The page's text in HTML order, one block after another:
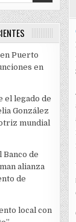
Puerto
en
el legado de
González
mundial
Banco de
alianza
de
local con